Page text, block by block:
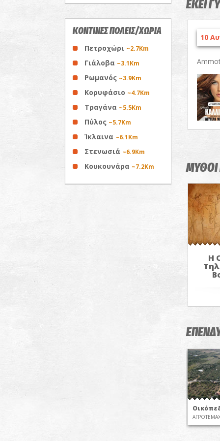
ΚΟΝΤΙΝΕΣ ΠΟΛΕΙΣ/ΧΩΡΙΑ
Πετροχώρι ~2.7Km
Γιάλοβα ~3.1Km
Ρωμανός ~3.9Km
Κορυφάσιο ~4.7Km
Τραγάνα ~5.5Km
Πύλος ~5.7Km
Ίκλαινα ~6.1Km
Στενωσιά ~6.9Km
Κουκουνάρα ~7.2Km
ΕΚΕΙ
10
ΜΥΘΟΙ
Η